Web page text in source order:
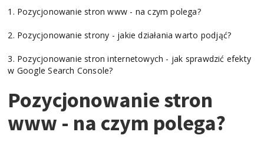
1. Pozycjonowanie stron www - na czym polega?
2. Pozycjonowanie strony - jakie działania warto podjąć?
3. Pozycjonowanie stron internetowych - jak sprawdzić efekty
w Google Search Console?
Pozycjonowanie stron
www - na czym polega?